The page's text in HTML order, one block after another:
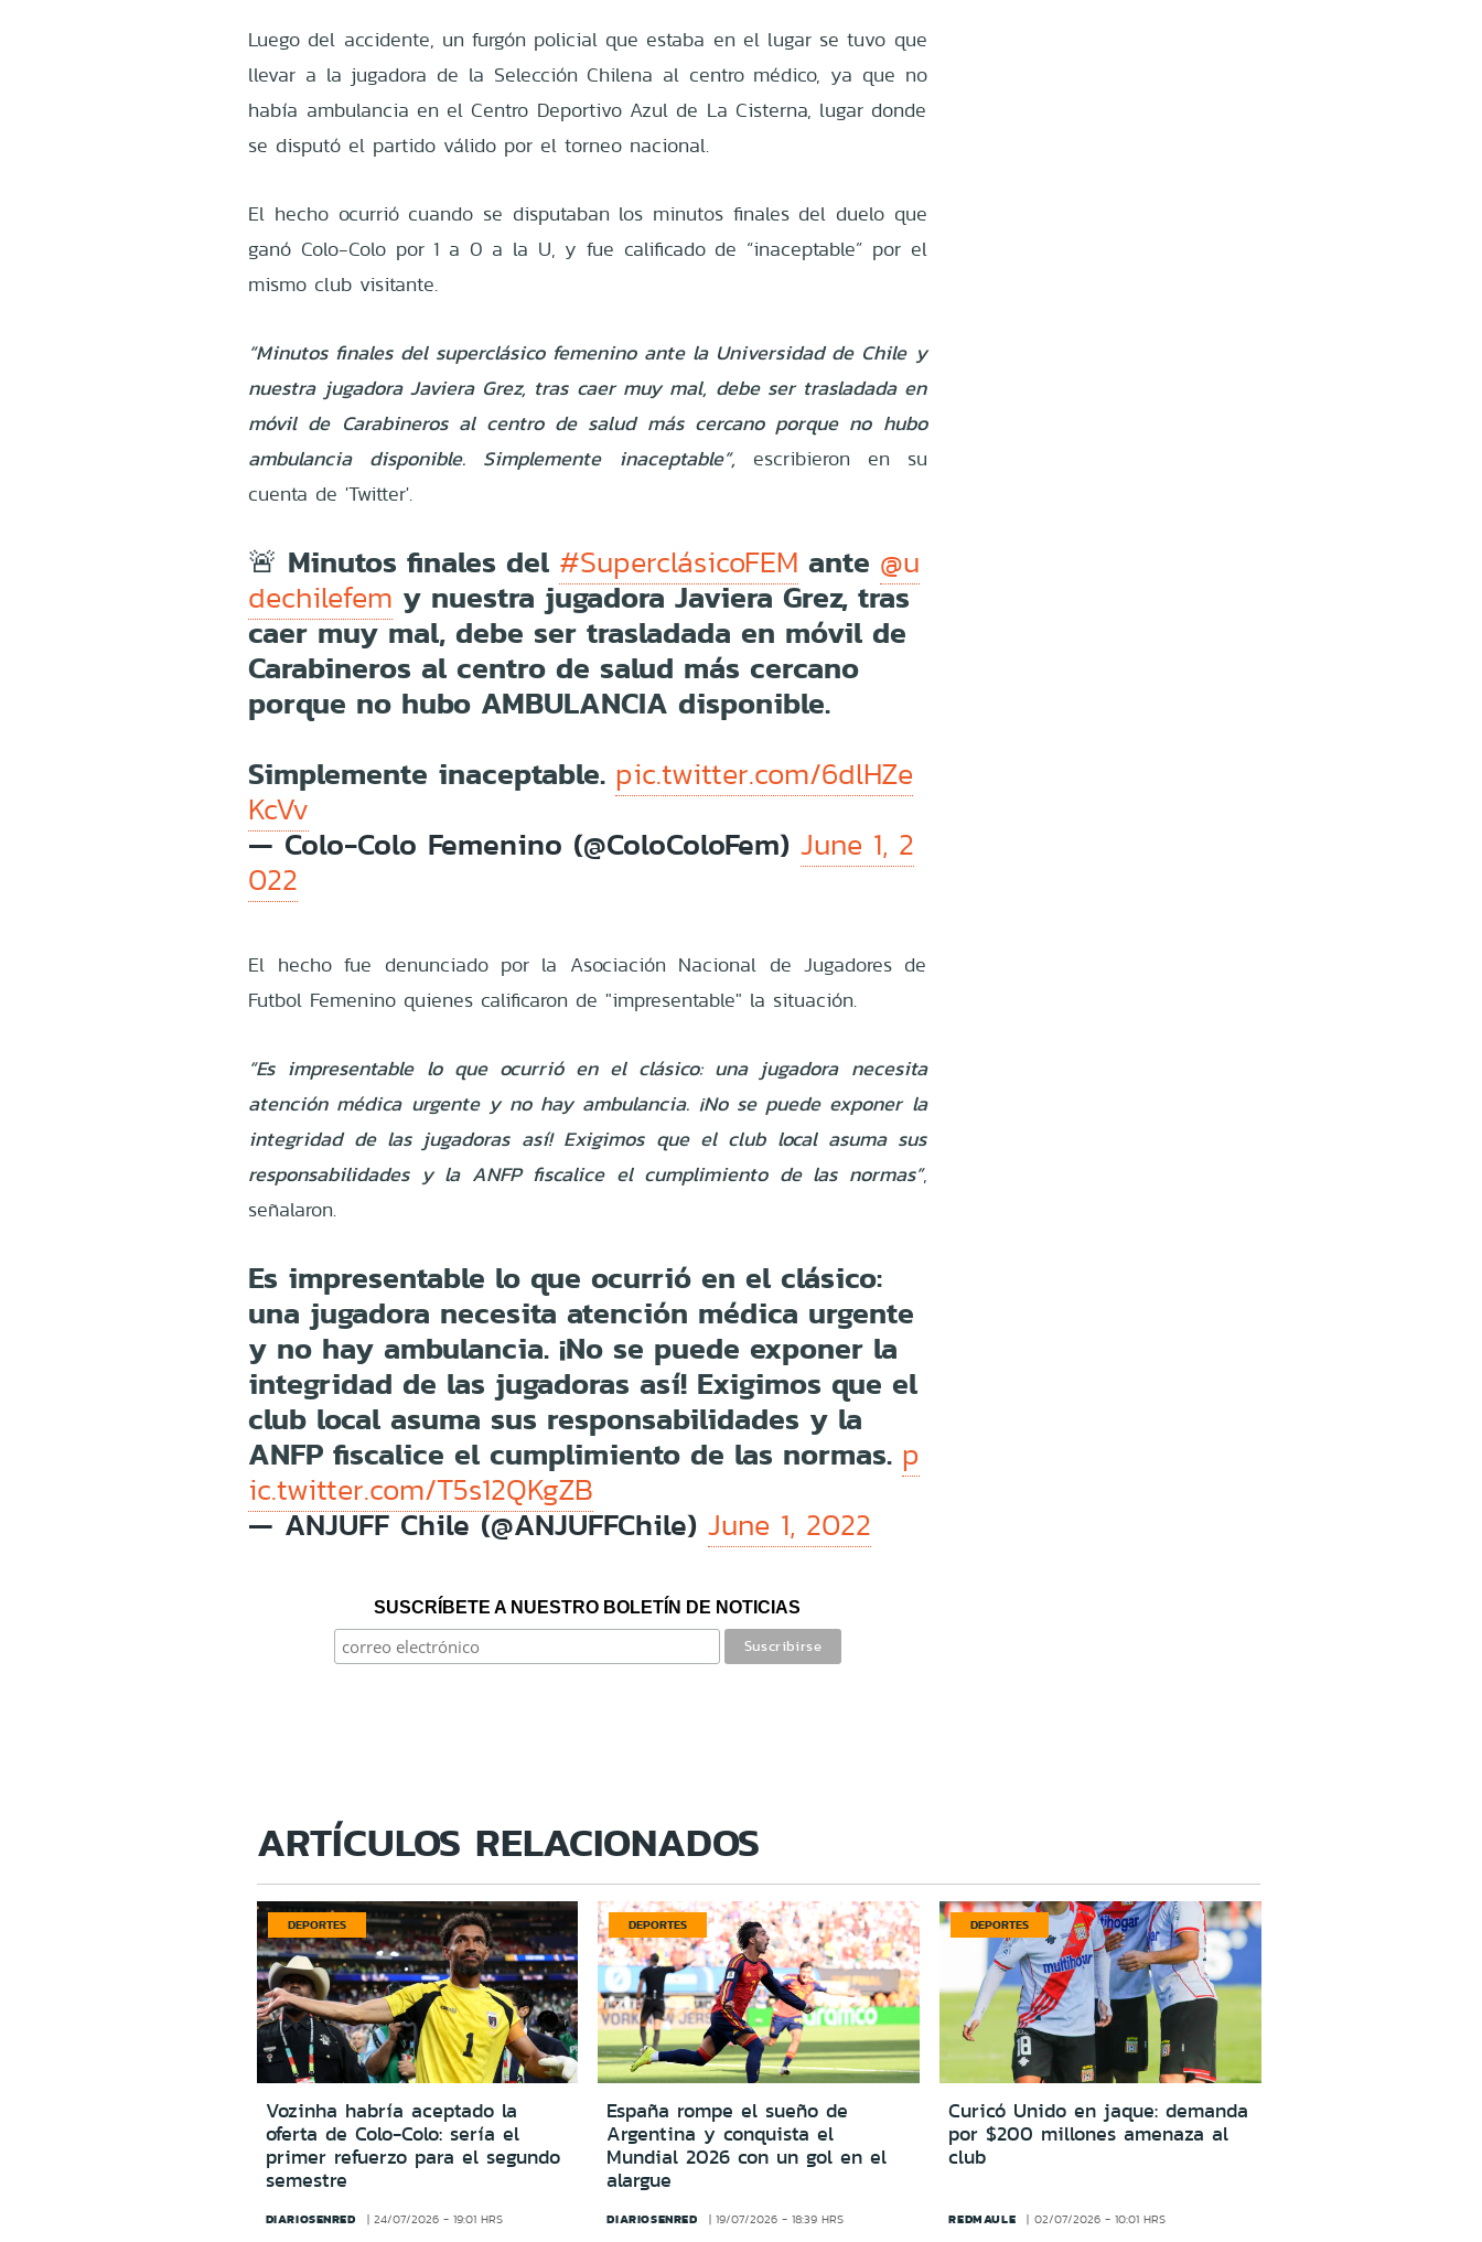
Luego del accidente, un furgón policial que estaba en el lugar se tuvo que
llevar a la jugadora de la Selección Chilena al centro médico, ya que no
había ambulancia en el Centro Deportivo Azul de La Cisterna, lugar donde
se disputó el partido válido por el torneo nacional.
El hecho ocurrió cuando se disputaban los minutos finales del duelo que
ganó Colo-Colo por 1 a 0 a la U, y fue calificado de “inaceptable” por el
mismo club visitante.
“Minutos finales del superclásico femenino ante la Universidad de Chile y
nuestra jugadora Javiera Grez, tras caer muy mal, debe ser trasladada en
móvil de Carabineros al centro de salud más cercano porque no hubo
ambulancia disponible. Simplemente inaceptable”, escribieron en su
cuenta de 'Twitter'.
🚨 Minutos finales del #SuperclásicoFEM ante @u
dechilefem y nuestra jugadora Javiera Grez, tras
caer muy mal, debe ser trasladada en móvil de
Carabineros al centro de salud más cercano
porque no hubo AMBULANCIA disponible.
Simplemente inaceptable. pic.twitter.com/6dlHZe
KcVv
— Colo-Colo Femenino (@ColoColoFem)June 1, 2
022
El hecho fue denunciado por la Asociación Nacional de Jugadores de
Futbol Femenino quienes calificaron de "impresentable" la situación.
“Es impresentable lo que ocurrió en el clásico: una jugadora necesita
atención médica urgente y no hay ambulancia. ¡No se puede exponer la
integridad de las jugadoras así! Exigimos que el club local asuma sus
responsabilidades y la ANFP fiscalice el cumplimiento de las normas”,
señalaron.
Es impresentable lo que ocurrió en el clásico:
una jugadora necesita atención médica urgente
y no hay ambulancia. ¡No se puede exponer la
integridad de las jugadoras así! Exigimos que el
club local asuma sus responsabilidades y la
ANFP fiscalice el cumplimiento de las normas. p
ic.twitter.com/T5s12QKgZB
— ANJUFF Chile (@ANJUFFChile)June 1, 2022
SUSCRÍBETE A NUESTRO BOLETÍN DE NOTICIAS
ARTÍCULOS RELACIONADOS
DEPORTES
Vozinha habría aceptado la
oferta de Colo-Colo: sería el
primer refuerzo para el segundo
semestre
DIARIOSENRED 24/07/2026 - 19:01 HRS
DEPORTES
España rompe el sueño de
Argentina y conquista el
Mundial 2026 con un gol en el
alargue
DIARIOSENRED 19/07/2026 - 18:39 HRS
DEPORTES
Curicó Unido en jaque: demanda
por $200 millones amenaza al
club
REDMAULE 02/07/2026 - 10:01 HRS